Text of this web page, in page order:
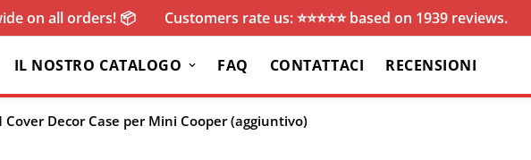
on all orders! 📦 Customers rate us: ⭐️⭐️⭐️⭐️⭐️ based on 1939 reviews.
IL NOSTRO CATALOGO FAQ CONTATTACI RECENSIONI
Decor Case per Mini Cooper (aggiuntivo)